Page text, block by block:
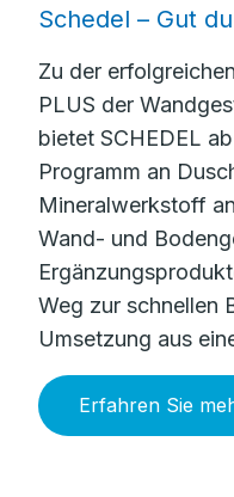
Schedel – Gut
Zu der
PLUS der
bietet SCHEDEL
Programm an
Mineralwerkstoff
Wand- und
Weg zur schnellen
Umsetzung aus
Erfahren Sie